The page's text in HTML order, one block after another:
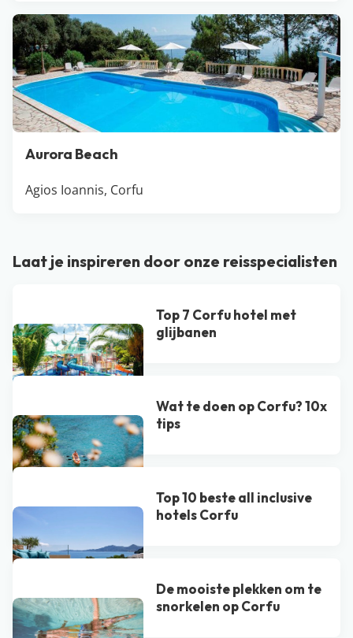
Aurora Beach
Agios Ioannis, Corfu
Laat je inspireren door onze reisspecialisten
Top 7 Corfu hotel met
glijbanen
Wat te doen op Corfu? 10x
tips
Top 10 beste all inclusive
hotels Corfu
De mooiste plekken om te
snorkelen op Corfu